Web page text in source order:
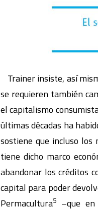
Trainer insiste, así
se requieren también
el capitalismo
últimas décadas ha
sostiene que incluso los
tiene dicho marco
abandonar los créditos
capital para poder
Permacultura5 –que